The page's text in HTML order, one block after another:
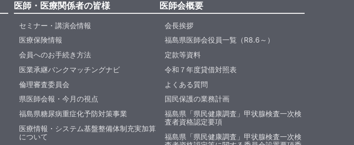
医師・医療関係者の皆様
セミナー・講演会情報
医療保険情報
会員へのお手続き方法
医業承継バンクマッチングナビ
倫理審査委員会
県医師会報・今月の視点
福島県糖尿病重症化予防対策事業
医療情報・システム基盤整備体制充実加算
について
医師会概要
会長挨拶
福島県医師会役員一覧（R8.6～）
定款等資料
令和７年度貸借対照表
よくある質問
国民保護の業務計画
福島県「県民健康調査」甲状腺検査一次検
査者資格認定要項
福島県「県民健康調査」甲状腺検査一次検